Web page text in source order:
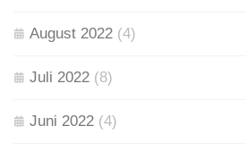
August 2022 (4)
Juli 2022 (8)
Juni 2022 (4)